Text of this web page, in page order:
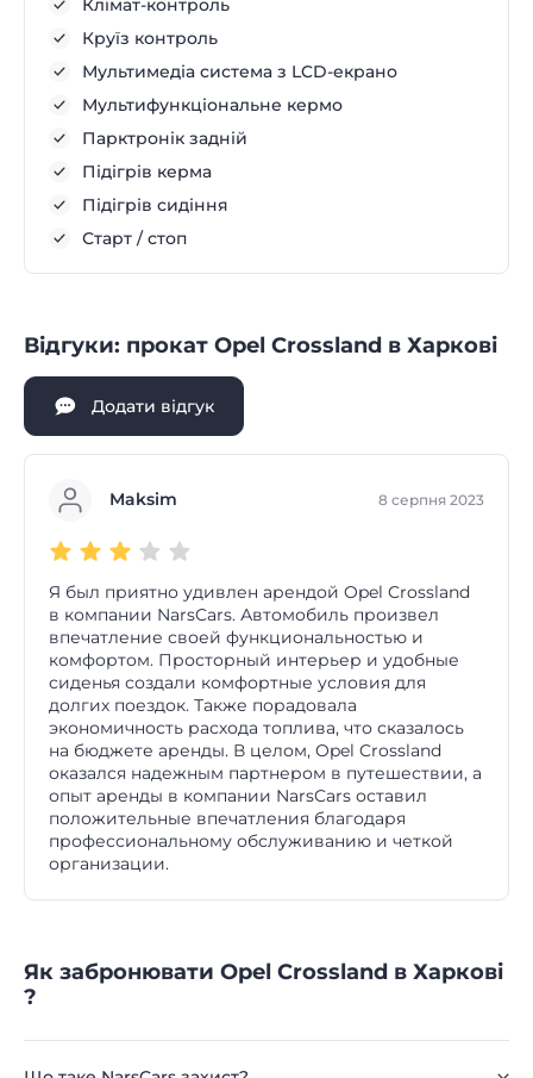
Клімат-контроль
Круїз контроль
Мультимедіа система з LCD-екрано
Мультифункціональне кермо
Парктронік задній
Підігрів керма
Підігрів сидіння
Старт / стоп
Відгуки: прокат Opel Crossland в Харкові
Додати відгук
Maksim 8 серпня 2023
Я был приятно удивлен арендой Opel Crossland
в компании NarsCars. Автомобиль произвел
впечатление своей функциональностью и
комфортом. Просторный интерьер и удобные
сиденья создали комфортные условия для
долгих поездок. Также порадовала
экономичность расхода топлива, что сказалось
на бюджете аренды. В целом, Opel Crossland
оказался надежным партнером в путешествии, а
опыт аренды в компании NarsCars оставил
положительные впечатления благодаря
профессиональному обслуживанию и четкой
организации.
Як забронювати Opel Crossland в Харкові
?